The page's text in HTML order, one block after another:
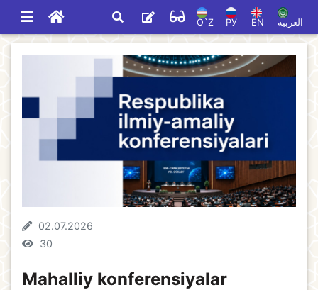
O`Z РУ EN العربية
02.07.2026
30
Mahalliy konferensiyalar